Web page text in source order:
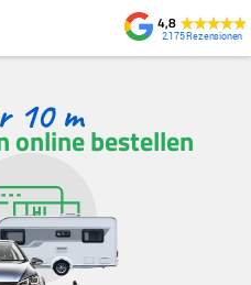
4,8
2.175
online bestellen